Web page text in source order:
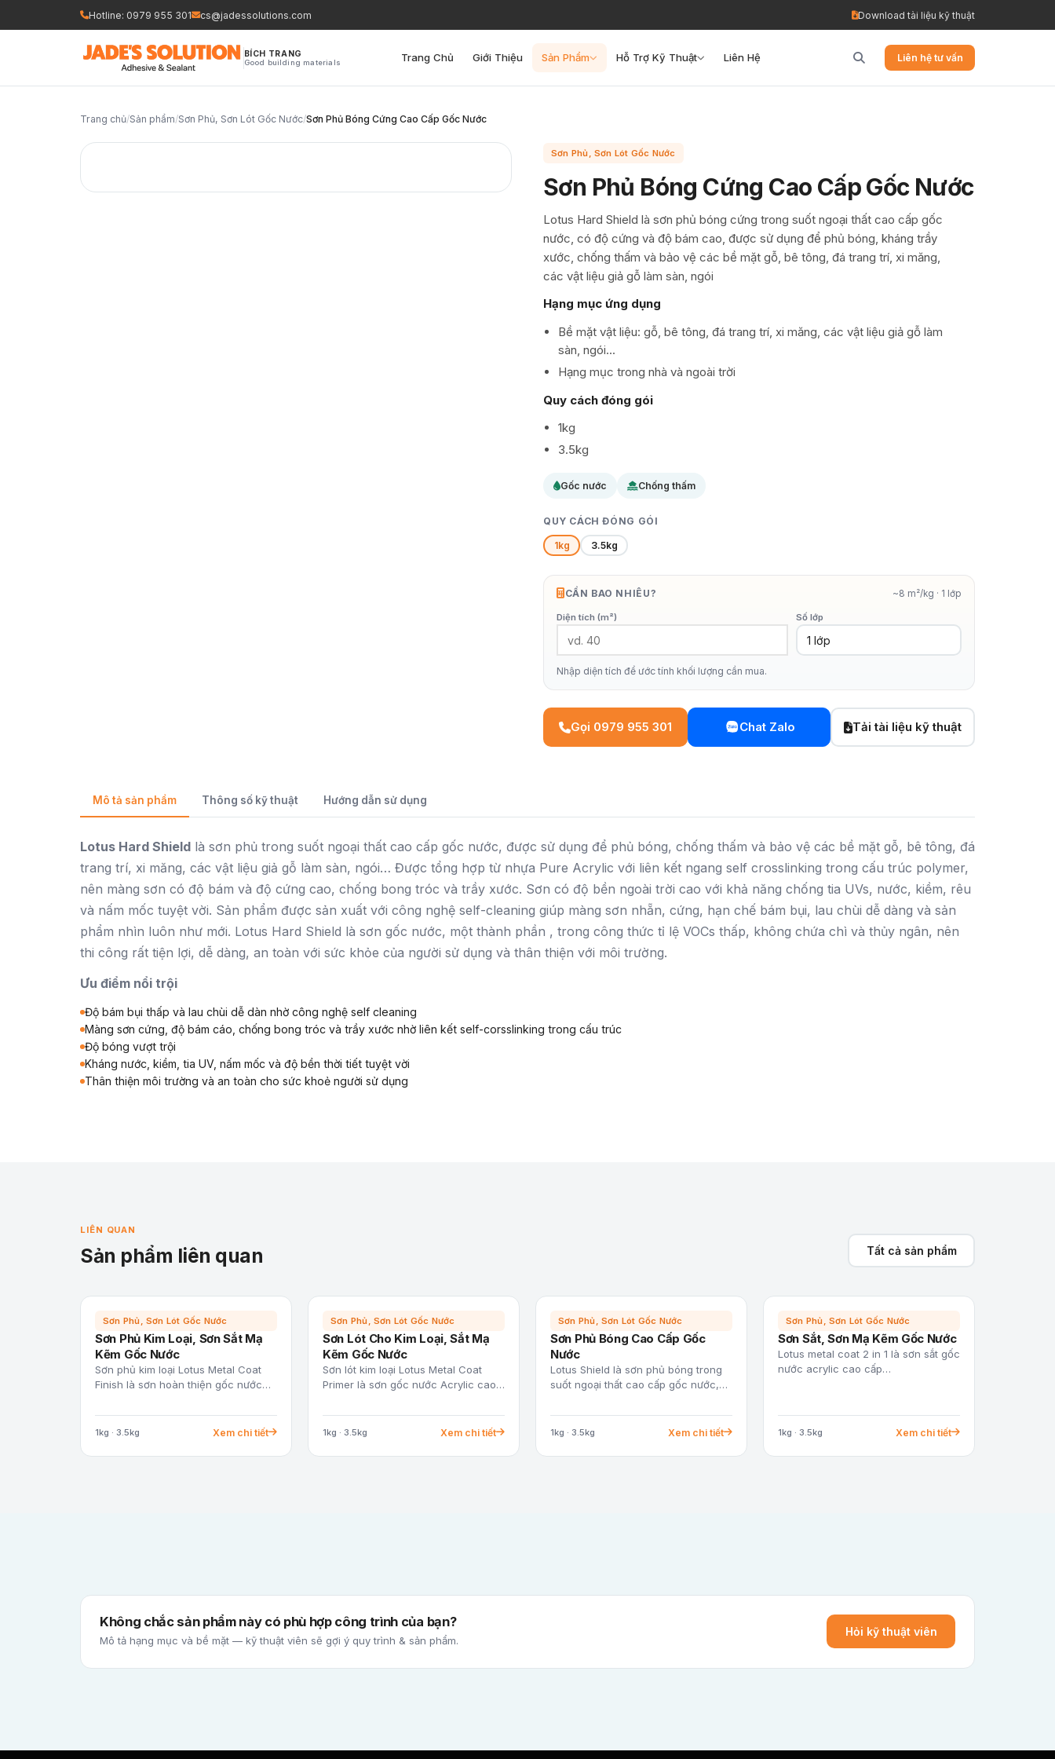
tới
Hotline: 0979 955 301 cs@jadessolutions.com Download tài liệu kỹ thuật
BÍCH TRANG
Good building materials Trang Chủ Giới Thiệu Sản Phẩm Hỗ Trợ Kỹ Thuật Liên Hệ Liên hệ tư vấn
Trang chủ/Sản phẩm/Sơn Phủ, Sơn Lót Gốc Nước/Sơn Phủ Bóng Cứng Cao Cấp Gốc Nước
Sơn Phủ, Sơn Lót Gốc Nước
Sơn Phủ Bóng Cứng Cao Cấp Gốc Nước
Lotus Hard Shield là sơn phủ bóng cứng trong suốt ngoại thất cao cấp gốc
nước, có độ cứng và độ bám cao, được sử dụng để phủ bóng, kháng trầy
xước, chống thấm và bảo vệ các bề mặt gỗ, bê tông, đá trang trí, xi măng,
các vật liệu giả gỗ làm sàn, ngói
Hạng mục ứng dụng
Bề mặt vật liệu: gỗ, bê tông, đá trang trí, xi măng, các vật liệu giả gỗ làm
sàn, ngói...
Hạng mục trong nhà và ngoài trời
Quy cách đóng gói
1kg
3.5kg
Gốc nước Chống thấm
QUY CÁCH ĐÓNG GÓI
1kg 3.5kg
CẦN BAO NHIÊU? ~8 m²/kg · 1 lớp
Diện tích (m²) Số lớp
Nhập diện tích để ước tính khối lượng cần mua.
Gọi 0979 955 301 Chat Zalo Tải tài liệu kỹ thuật
Mô tả sản phẩm Thông số kỹ thuật Hướng dẫn sử dụng
Lotus Hard Shield là sơn phủ trong suốt ngoại thất cao cấp gốc nước, được sử dụng để phủ bóng, chống thấm và bảo vệ các bề mặt gỗ, bê tông, đá
trang trí, xi măng, các vật liệu giả gỗ làm sàn, ngói… Được tổng hợp từ nhựa Pure Acrylic với liên kết ngang self crosslinking trong cấu trúc polymer,
nên màng sơn có độ bám và độ cứng cao, chống bong tróc và trầy xước. Sơn có độ bền ngoài trời cao với khả năng chống tia UVs, nước, kiềm, rêu
và nấm mốc tuyệt vời. Sản phẩm được sản xuất với công nghệ self-cleaning giúp màng sơn nhẵn, cứng, hạn chế bám bụi, lau chùi dễ dàng và sản
phẩm nhìn luôn như mới. Lotus Hard Shield là sơn gốc nước, một thành phần , trong công thức tỉ lệ VOCs thấp, không chứa chì và thủy ngân, nên
thi công rất tiện lợi, dễ dàng, an toàn với sức khỏe của người sử dụng và thân thiện với môi trường.
Ưu điểm nổi trội
Độ bám bụi thấp và lau chùi dễ dàn nhờ công nghệ self cleaning
Màng sơn cứng, độ bám cáo, chống bong tróc và trầy xước nhờ liên kết self-corsslinking trong cấu trúc
Độ bóng vượt trội
Kháng nước, kiềm, tia UV, nấm mốc và độ bền thời tiết tuyệt vời
Thân thiện môi trường và an toàn cho sức khoẻ người sử dụng
LIÊN QUAN
Sản phẩm liên quan Tất cả sản phẩm
Sơn Phủ, Sơn Lót Gốc Nước
Sơn Phủ Kim Loại, Sơn Sắt Mạ
Kẽm Gốc Nước
Sơn phủ kim loại Lotus Metal Coat
Finish là sơn hoàn thiện gốc nước…
1kg · 3.5kg Xem chi tiết
Sơn Phủ, Sơn Lót Gốc Nước
Sơn Lót Cho Kim Loại, Sắt Mạ
Kẽm Gốc Nước
Sơn lót kim loại Lotus Metal Coat
Primer là sơn gốc nước Acrylic cao…
1kg · 3.5kg Xem chi tiết
Sơn Phủ, Sơn Lót Gốc Nước
Sơn Phủ Bóng Cao Cấp Gốc
Nước
Lotus Shield là sơn phủ bóng trong
suốt ngoại thất cao cấp gốc nước,…
1kg · 3.5kg Xem chi tiết
Sơn Phủ, Sơn Lót Gốc Nước
Sơn Sắt, Sơn Mạ Kẽm Gốc Nước
Lotus metal coat 2 in 1 là sơn sắt gốc
nước acrylic cao cấp…
1kg · 3.5kg Xem chi tiết
Không chắc sản phẩm này có phù hợp công trình của bạn?
Mô tả hạng mục và bề mặt — kỹ thuật viên sẽ gợi ý quy trình & sản phẩm.
Hỏi kỹ thuật viên